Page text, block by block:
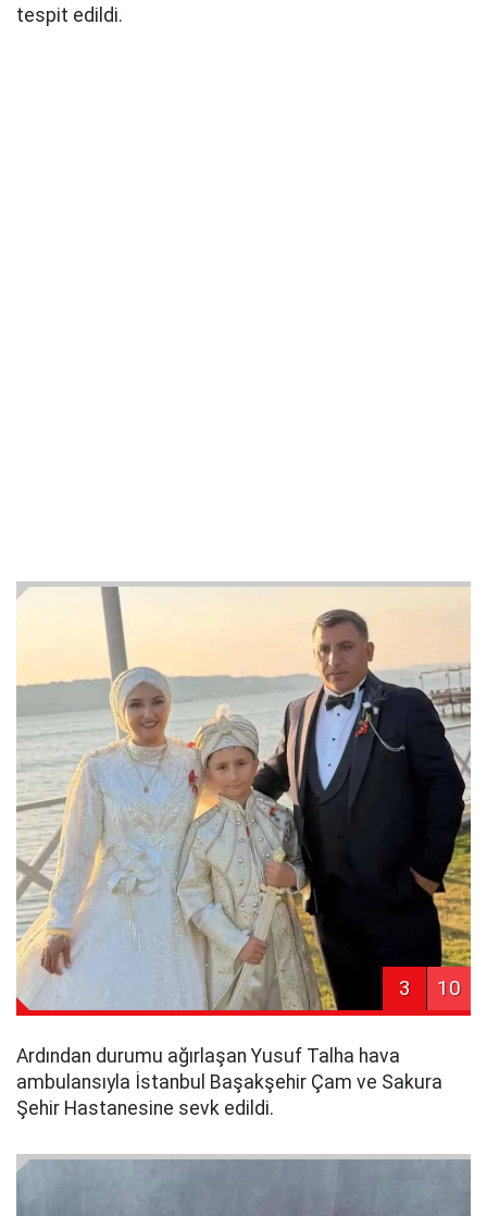
tespit edildi.
3 10
Ardından durumu ağırlaşan Yusuf Talha hava
ambulansıyla İstanbul Başakşehir Çam ve Sakura
Şehir Hastanesine sevk edildi.